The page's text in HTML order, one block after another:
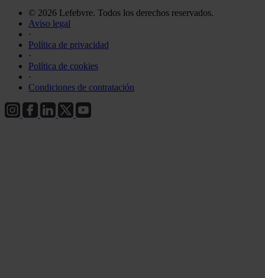
© 2026 Lefebvre. Todos los derechos reservados.
Aviso legal
·
Política de privacidad
·
Política de cookies
·
Condiciones de contratación